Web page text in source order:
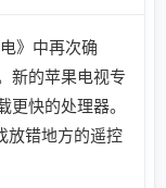
》中再次确
新的苹果电视专
快的处理器。
放错地方的遥控